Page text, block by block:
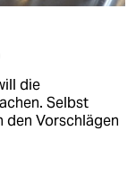
die
Selbst
den Vorschlägen